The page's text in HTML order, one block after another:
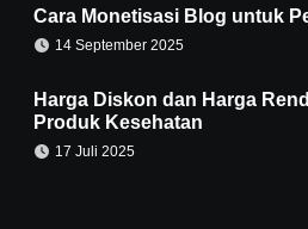
Cara Monetisasi Blog untuk
14 September 2025
Harga Diskon dan Harga
Produk Kesehatan
17 Juli 2025